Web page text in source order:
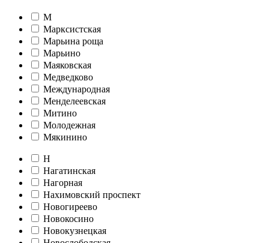
М
Марксистская
Марьина роща
Марьино
Маяковская
Медведково
Международная
Менделеевская
Митино
Молодежная
Мякинино
Н
Нагатинская
Нагорная
Нахимовский проспект
Новогиреево
Новокосино
Новокузнецкая